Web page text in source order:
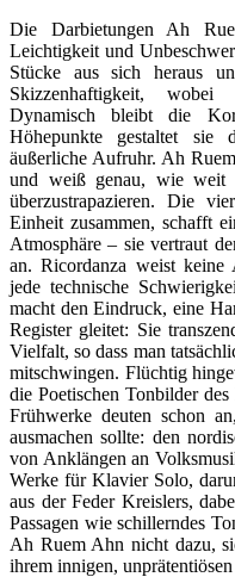
Die Darbietungen Ah
Leichtigkeit und
Stücke aus sich heraus
Skizzenhaftigkeit,
Dynamisch bleibt die
Höhepunkte gestaltet sie
äußerliche Aufruhr. Ah
und weiß genau, wie weit
überzustrapazieren. Die
Einheit zusammen, schafft
Atmosphäre – sie vertraut
an. Ricordanza weist keine
jede technische
macht den Eindruck, eine
Register gleitet: Sie
Vielfalt, so dass man
mitschwingen. Flüchtig
die Poetischen Tonbilder
Frühwerke deuten schon
ausmachen sollte: den
von Anklängen an
Werke für Klavier Solo,
aus der Feder Kreislers,
Passagen wie schillerndes
Ah Ruem Ahn nicht dazu,
ihrem innigen,